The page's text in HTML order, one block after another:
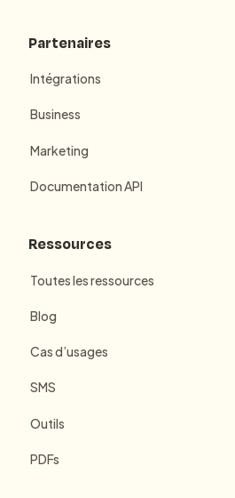
Partenaires
Intégrations
Business
Marketing
Documentation API
Ressources
Toutes les ressources
Blog
Cas d’usages
SMS
Outils
PDFs